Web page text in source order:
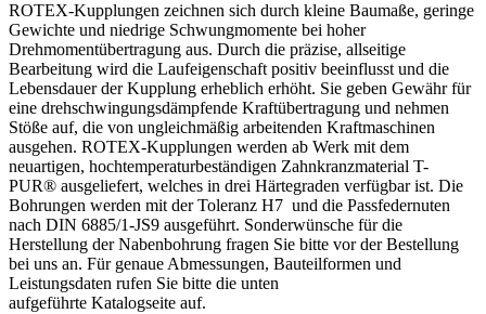
ROTEX-Kupplungen zeichnen sich durch kleine Baumaße, geringe
Gewichte und niedrige Schwungmomente bei hoher
Drehmomentübertragung aus. Durch die präzise, allseitige
Bearbeitung wird die Laufeigenschaft positiv beeinflusst und die
Lebensdauer der Kupplung erheblich erhöht. Sie geben Gewähr für
eine drehschwingungsdämpfende Kraftübertragung und nehmen
Stöße auf, die von ungleichmäßig arbeitenden Kraftmaschinen
ausgehen. ROTEX-Kupplungen werden ab Werk mit dem
neuartigen, hochtemperaturbeständigen Zahnkranzmaterial T-
PUR® ausgeliefert, welches in drei Härtegraden verfügbar ist. Die
Bohrungen werden mit der Toleranz H7 und die Passfedernuten
nach DIN 6885/1-JS9 ausgeführt. Sonderwünsche für die
Herstellung der Nabenbohrung fragen Sie bitte vor der Bestellung
bei uns an. Für genaue Abmessungen, Bauteilformen und
Leistungsdaten rufen Sie bitte die unten
aufgeführte Katalogseite auf.